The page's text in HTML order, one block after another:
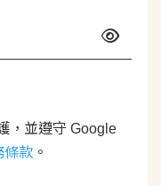
，並遵守 Google
條款 。